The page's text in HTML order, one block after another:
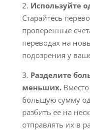
2. Используйте
Старайтесь
проверенные
переводах на
подозрения у
3. Разделите
меньших.Вместо
большую сумму
разбить ее на
отправлять их в